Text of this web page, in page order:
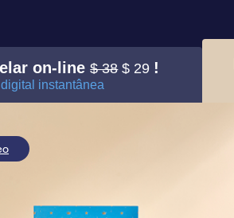
on-line$ 38 $ 29 !
instantânea